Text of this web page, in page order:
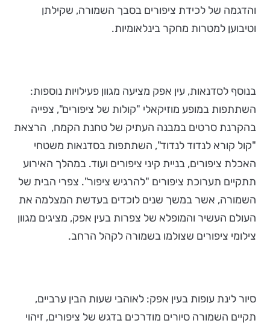
והדגמה של לכידת ציפורים בסבך השמורה, שקילתן
וטיבוען למטרות מחקר בינלאומיות.
בנוסף לסדנאות, עין אפק מציעה מגוון פעילויות נוספות:
השתתפות במופע מוזיקאלי "קולות של ציפורים", צפייה
בהקרנת סרטים במבנה העתיק של טחנת הקמח, הרצאת
"קול קורא לנדוד לנדוד", השתתפות בסדנאות משטחי
האכלת ציפורים, בניית קיני ציפורים ועוד. במהלך האירוע
תתקיים תערוכת ציפורים "להרגיש ציפור". צפרי הבית של
השמורה, אשר במשך שנים לוכדים בעדשת המצלמה את
העולם העשיר והמופלא של צפרות בעין אפק, מציגים מגוון
צילומי ציפורים שצולמו בשמורה לקהל הרחב.
סיור לינת עופות בעין אפק: לאוהבי שעות הבין ערביים,
תקיים השמורה סיורים מודרכים בדגש של ציפורים, זיהוי